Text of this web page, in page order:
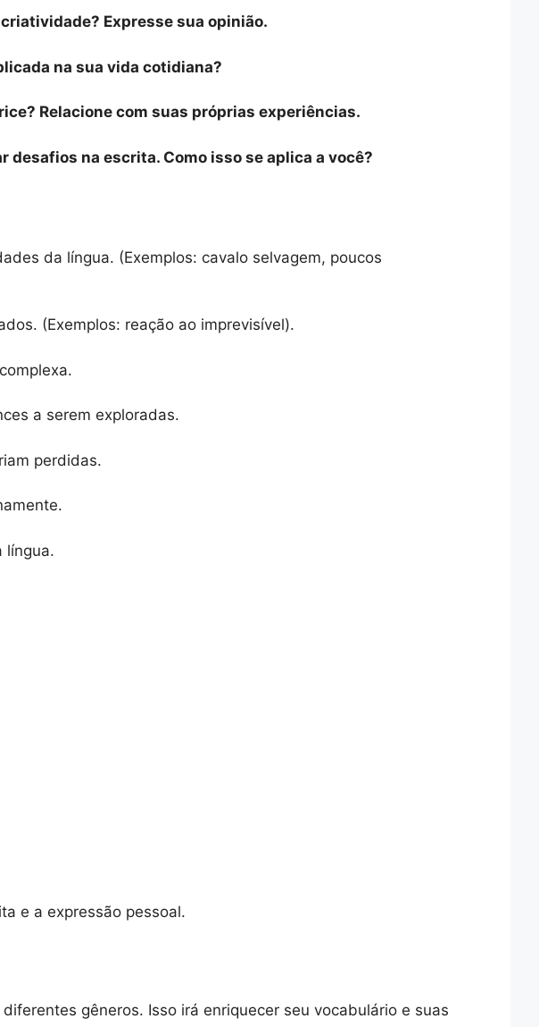
Expresse sua opinião.
na sua vida cotidiana?
Relacione com suas próprias experiências.
na escrita. Como isso se aplica a você?
da língua. (Exemplos: cavalo selvagem, poucos
(Exemplos: reação ao imprevisível).
a serem exploradas.
perdidas.
língua.
e a expressão pessoal.
gêneros. Isso irá enriquecer seu vocabulário e suas